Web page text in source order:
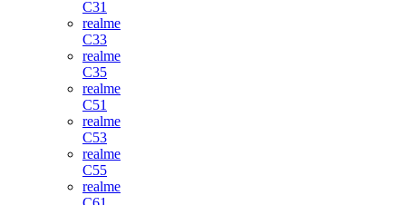
C31
realme
C33
realme
C35
realme
C51
realme
C53
realme
C55
realme